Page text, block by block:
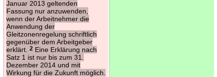
Januar 2013 geltenden
Fassung nur anzuwenden,
wenn der Arbeitnehmer die
Anwendung der
Gleitzonenregelung schriftlich
gegenüber dem Arbeitgeber
erklärt.
2Eine Erklärung nach
Satz 1 ist nur bis zum 31.
Dezember 2014 und mit
Wirkung für die Zukunft möglich.